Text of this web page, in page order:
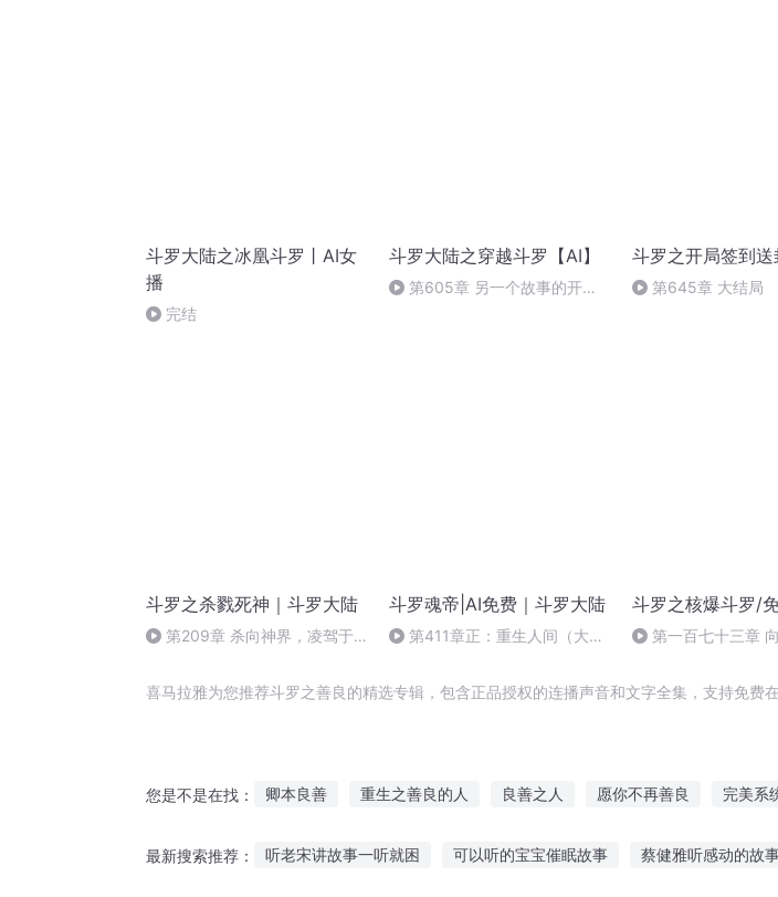
斗罗大陆之冰凰斗罗丨AI女
播
完结
斗罗大陆之穿越斗罗【AI】
第605章 另一个故事的开始
斗罗之开局签到送
第645章 大结局
斗罗之杀戮死神｜斗罗大陆
第209章 杀向神界，凌驾于
斗罗魂帝|AI免费｜斗罗大陆
第411章正：重生人间（大结
斗罗之核爆斗罗/
第一百七十三章
喜马拉雅为您推荐斗罗之善良的精选专辑，包含正品授权的连播声音和文字全集，支持免费
您是不是在找： 卿本良善 重生之善良的人 良善之人 愿你不再善良 完美系
最新搜索推荐： 听老宋讲故事一听就困 可以听的宝宝催眠故事 蔡健雅听感动的故